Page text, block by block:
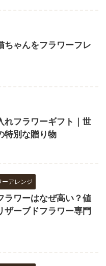
ちゃんをフラワーフレ
れフラワーギフト｜世
特別な贈り物
ーアレンジ
ラワーはなぜ高い？値
ザーブドフラワー専門